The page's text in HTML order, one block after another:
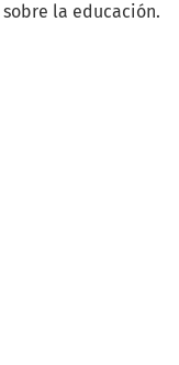
la educación.